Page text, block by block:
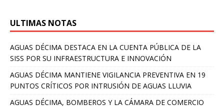
ULTIMAS NOTAS
AGUAS DÉCIMA DESTACA EN LA CUENTA PÚBLICA DE LA
SISS POR SU INFRAESTRUCTURA E INNOVACIÓN
AGUAS DÉCIMA MANTIENE VIGILANCIA PREVENTIVA EN 19
PUNTOS CRÍTICOS POR INTRUSIÓN DE AGUAS LLUVIA
AGUAS DÉCIMA, BOMBEROS Y LA CÁMARA DE COMERCIO